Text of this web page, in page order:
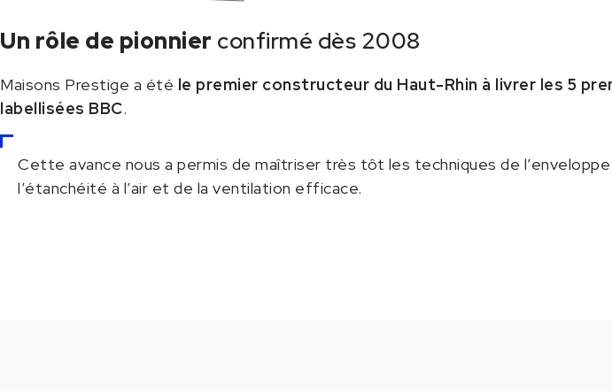
Un rôle de pionnier confirmé dès 2008
Maisons Prestige a été le premier constructeur du Haut-Rhin à livrer les 5
labellisées BBC.
Cette avance nous a permis de maîtriser très tôt les techniques de
l’étanchéité à l’air et de la ventilation efficace.